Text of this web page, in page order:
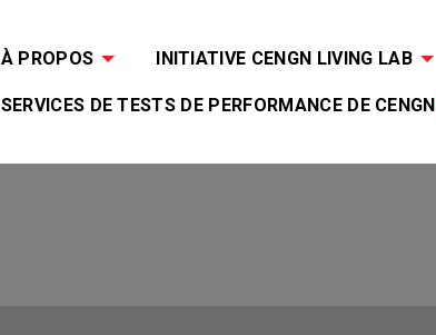
À PROPOS INITIATIVE CENGN LIVING LAB
SERVICES DE TESTS DE PERFORMANCE DE CENGN